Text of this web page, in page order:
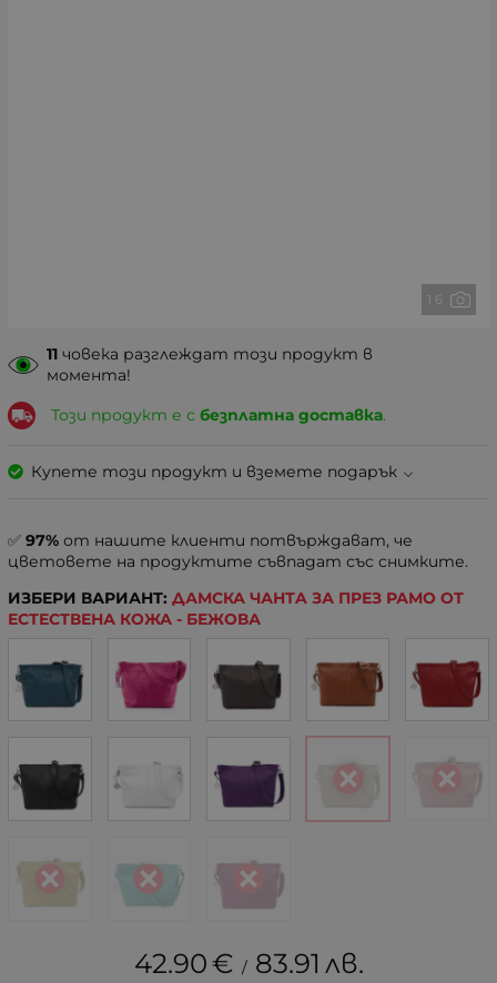
1 6
11 човека разглеждат този продукт в
момента!
Този продукт е с безплатна доставка.
Купете този продукт и вземете подарък
✅ 97% от нашите клиенти потвърждават, че
цветовете на продуктите съвпадат със снимките.
ИЗБЕРИ ВАРИАНТ: ДАМСКА ЧАНТA ЗА ПРЕЗ РАМО ОТ
ЕСТЕСТВЕНА КОЖА - БЕЖОВА
42.90€ / 83.91 лв.